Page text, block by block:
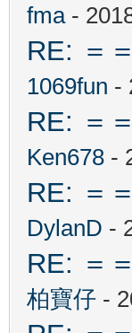
fma-
RE: ＝
1069fun -
RE: ＝
Ken678 -
RE: ＝
DylanD -
RE: ＝
柏寶仔 -